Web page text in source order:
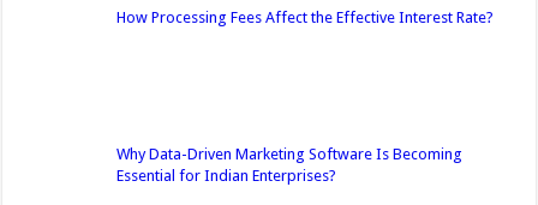
How Processing Fees Affect the Effective Interest Rate?
Why Data-Driven Marketing Software Is Becoming
Essential for Indian Enterprises?